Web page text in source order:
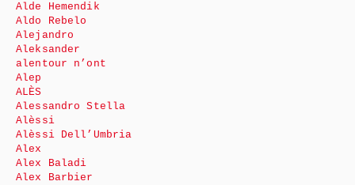
Alde Hemendik
Aldo Rebelo
Alejandro
Aleksander
alentour n’ont
Alep
ALÈS
Alessandro Stella
Alèssi
Alèssi Dell’Umbria
Alex
Alex Baladi
Alex Barbier